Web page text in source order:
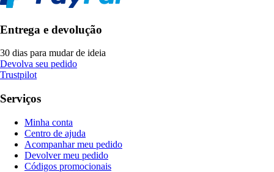
Entrega e devolução
30 dias para mudar de ideia
Devolva seu pedido
Trustpilot
Serviços
Minha conta
Centro de ajuda
Acompanhar meu pedido
Devolver meu pedido
Códigos promocionais